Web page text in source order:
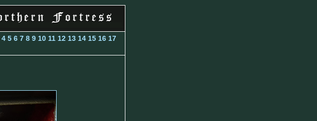
4 5 6 7 8 9 10 11 12 13 14 15 16 17